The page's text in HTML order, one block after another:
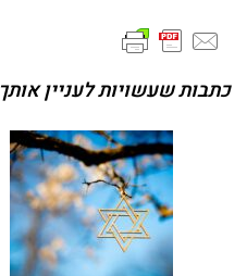
כתבות שעשויות לעניין אותך